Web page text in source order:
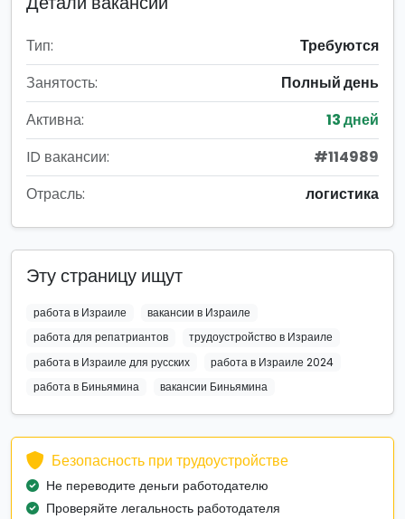
Тип:
Требуются
Занятость:
Полный день
Активна:
13 дней
ID вакансии:
#114989
Отрасль:
логистика
Эту страницу ищут
работа в Израиле
вакансии в Израиле
работа для репатриантов
трудоустройство в Израиле
работа в Израиле для русских
работа в Израиле 2024
работа в Биньямина
вакансии Биньямина
Безопасность при трудоустройстве
Не переводите деньги работодателю
Проверяйте легальность работодателя